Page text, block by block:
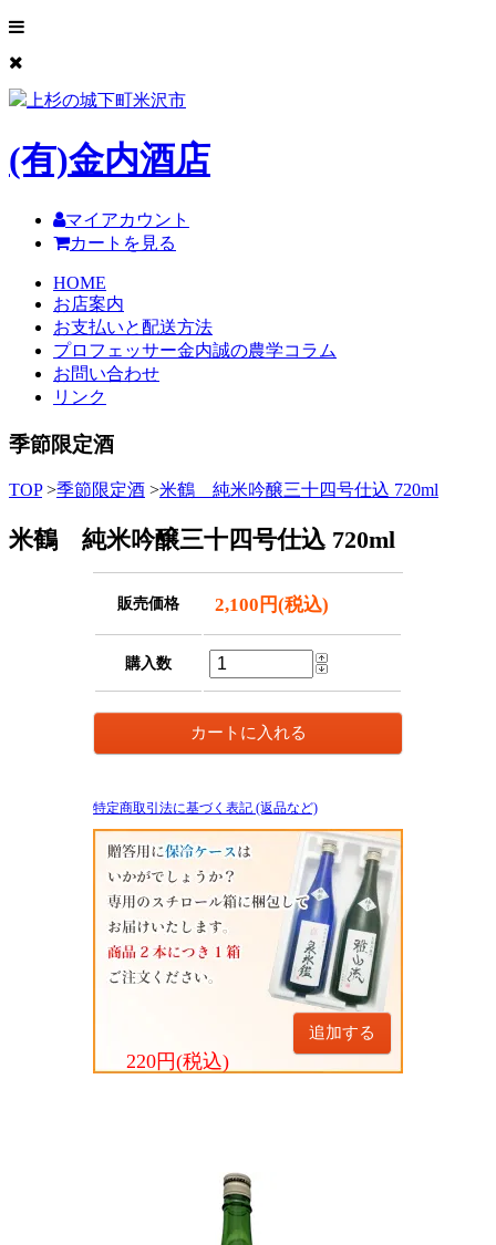
上杉の城下町米沢市
(有)金内酒店
マイアカウント
カートを見る
HOME
お店案内
お支払いと配送方法
プロフェッサー金内誠の農学コラム
お問い合わせ
リンク
季節限定酒
TOP >季節限定酒 >米鶴 純米吟醸三十四号仕込 720ml
米鶴 純米吟醸三十四号仕込 720ml
販売価格 2,100円(税込)
購入数
特定商取引法に基づく表記 (返品など)
追加する
220円(税込)